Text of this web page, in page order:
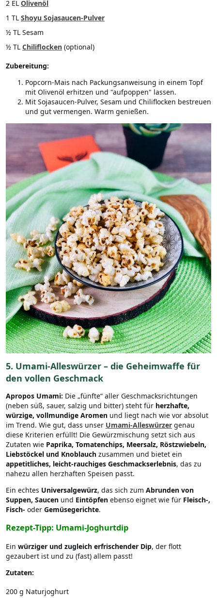
2 EL Olivenöl
1 TL Shoyu Sojasaucen-Pulver
½ TL Sesam
½ TL Chiliflocken (optional)
Zubereitung:
Popcorn-Mais nach Packungsanweisung in einem Topf
mit Olivenöl erhitzen und "aufpoppen" lassen.
Mit Sojasaucen-Pulver, Sesam und Chiliflocken bestreuen
und gut vermengen. Warm genießen.
5. Umami-Alleswürzer – die Geheimwaffe für
den vollen Geschmack
Apropos Umami: Die „fünfte“ aller Geschmacksrichtungen
(neben süß, sauer, salzig und bitter) steht für herzhafte,
würzige, vollmundige Aromen und liegt nach wie vor absolut
im Trend. Wie gut, dass unser Umami-Alleswürzer genau
diese Kriterien erfüllt! Die Gewürzmischung setzt sich aus
Zutaten wie Paprika, Tomatenchips, Meersalz, Röstzwiebeln,
Liebstöckel und Knoblauch zusammen und bietet ein
appetitliches, leicht-rauchiges Geschmackserlebnis, das zu
nahezu allen herzhaften Speisen passt.
Ein echtes Universalgewürz, das sich zum Abrunden von
Suppen, Saucen und Eintöpfen ebenso eignet wie für Fleisch-,
Fisch- oder Gemüsegerichte.
Rezept-Tipp: Umami-Joghurtdip
Ein würziger und zugleich erfrischender Dip, der flott
gezaubert ist und zu (fast) allem passt!
Zutaten:
200 g Naturjoghurt